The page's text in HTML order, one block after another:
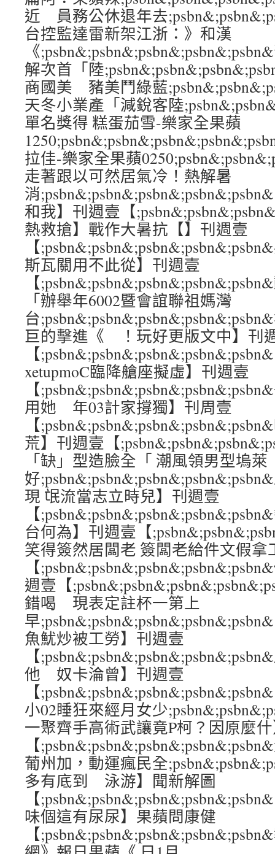
近 員務公休退年去
台控監達雷新架江浙：》和漢
《
解次首「陸
商國美 豬美鬥綠藍
天冬小業產「減銳客陸
單名獎得 糕蛋茄雪-樂家全果蘋
拉佳-樂家全果蘋
走著跟以可然居氣冷！熱解暑
消
和我】刊週壹【
熱救搶】戰作大暑抗【】刊週壹
【
斯瓦關用不此從】刊週壹
【
「辦舉年6002暨會誼聯祖媽灣
台
巨的擊進《 ！玩好更版文中】刊
【
xetupmoC臨降艙座擬虛】刊週壹
【
用她 年03計家撐獨】刊周壹
【
荒】刊週壹【
「缺」型造臉全「 潮風領男型塢萊
好
現 氓流當志立時兒】刊週壹
【
台何為】刊週壹【
笑得簽然居闆老 簽闆老給件文假拿
【
週壹【
錯喝 現表定註杯一第上
早
魚魷炒被工勞】刊週壹
【
他 奴卡淪曾】刊週壹
【
小02睡狂來經月女少
一聚齊手高術武讓竟P柯？因原麼
【
葡州加，動運瘋民全
多有底到 泳游】聞新解圖
【
味個這有尿尿】果蘋問康健
【